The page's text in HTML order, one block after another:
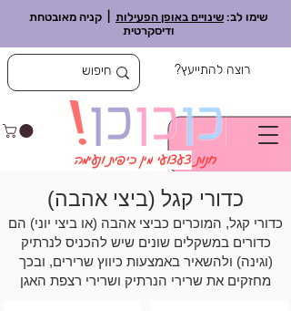
שימו לב: שינויים באופן הפעילות | קניה מאובטחת
ודיסקרטית
רוצה להתייעץ?
חנותצעצועי מין כיפית ונעימה
כדורי קגל (ביצי אהבה)
כדורי קגל, המוכרים כביצי אהבה (או ביצי יוני) הם
כדורים במשקלים שונים שיש להכניס לנרתיק
(וגינה) ולהשאיר באמצעות כיווץ שרירים, ובכך
מחזקים את שרירי הנרתיק ושרירי רצפת האגן